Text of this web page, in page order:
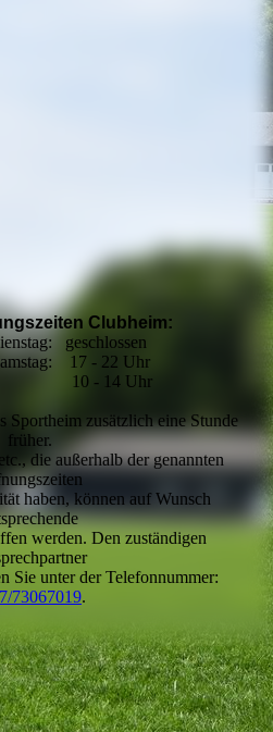
Clubheim:
geschlossen
17 - 22 Uhr
10 - 14 Uhr
Sportheim zusätzlich eine Stunde
früher.
die außerhalb der genannten
haben, können auf Wunsch
werden. Den zuständigen
Sie unter der Telefonnummer:
73067019.